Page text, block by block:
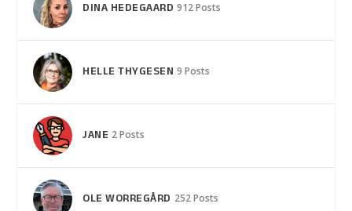
DINA HEDEGAARD 912 Posts
HELLE THYGESEN 9 Posts
JANE 2 Posts
OLE WORREGÅRD 252 Posts